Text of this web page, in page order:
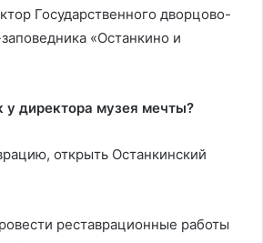
Государственного дворцово-
«Останкино и
у директора музея мечты?
открыть Останкинский
реставрационные работы